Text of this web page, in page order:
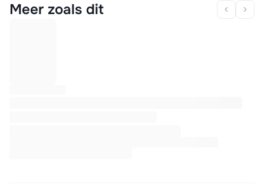
Meer zoals dit